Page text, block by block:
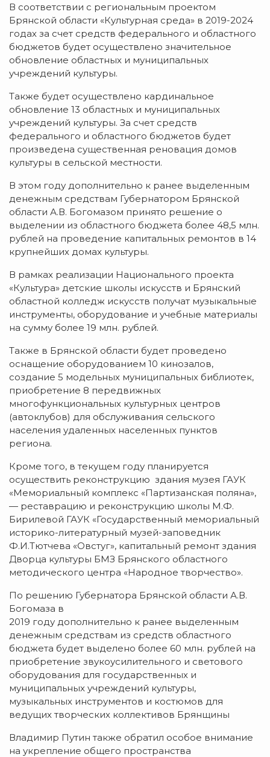
В соответствии с региональным проектом
Брянской области «Культурная среда» в 2019-2024
годах за счет средств федерального и областного
бюджетов будет осуществлено значительное
обновление областных и муниципальных
учреждений культуры.
Также будет осуществлено кардинальное
обновление 13 областных и муниципальных
учреждений культуры. За счет средств
федерального и областного бюджетов будет
произведена существенная реновация домов
культуры в сельской местности.
В этом году дополнительно к ранее выделенным
денежным средствам Губернатором Брянской
области А.В. Богомазом принято решение о
выделении из областного бюджета более 48,5 млн.
рублей на проведение капитальных ремонтов в 14
крупнейших домах культуры.
В рамках реализации Национального проекта
«Культура» детские школы искусств и Брянский
областной колледж искусств получат музыкальные
инструменты, оборудование и учебные материалы
на сумму более 19 млн. рублей.
Также в Брянской области будет проведено
оснащение оборудованием 10 кинозалов,
создание 5 модельных муниципальных библиотек,
приобретение 8 передвижных
многофункциональных культурных центров
(автоклубов) для обслуживания сельского
населения удаленных населенных пунктов
региона.
Кроме того, в текущем году планируется
осуществить реконструкцию здания музея ГАУК
«Мемориальный комплекс «Партизанская поляна»,
— реставрацию и реконструкцию школы М.Ф.
Бирилевой ГАУК «Государственный мемориальный
историко-литературный музей-заповедник
Ф.И.Тютчева «Овстуг», капитальный ремонт здания
Дворца культуры БМЗ Брянского областного
методического центра «Народное творчество».
По решению Губернатора Брянской области А.В.
Богомаза в
2019 году дополнительно к ранее выделенным
денежным средствам из средств областного
бюджета будет выделено более 60 млн. рублей на
приобретение звукоусилительного и светового
оборудования для государственных и
муниципальных учреждений культуры,
музыкальных инструментов и костюмов для
ведущих творческих коллективов Брянщины
Владимир Путин также обратил особое внимание
на укрепление общего пространства